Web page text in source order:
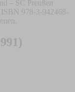
– SC Preußen
978-3-942468-